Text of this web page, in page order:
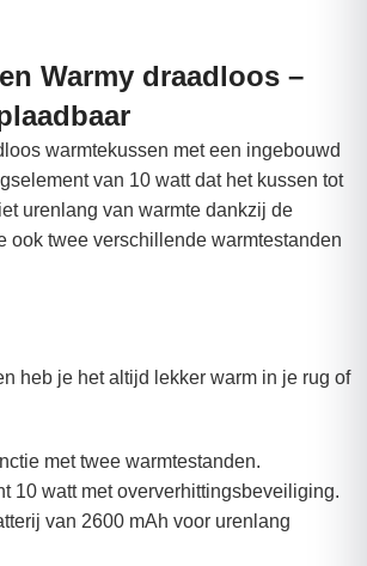
Warmy draadloos –
warmtekussen met een ingebouwd
van 10 watt dat het kussen tot
urenlang van warmte dankzij de
ook twee verschillende warmtestanden
heb je het altijd lekker warm in je rug of
met twee warmtestanden.
10 watt met oververhittingsbeveiliging.
van 2600 mAh voor urenlang